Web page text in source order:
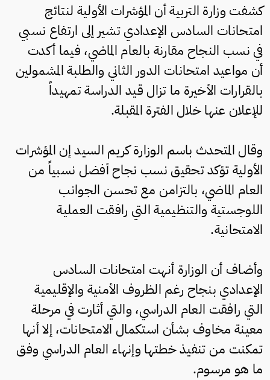
كشفت وزارة التربية أن المؤشرات الأولية لنتائج
امتحانات السادس الإعدادي تشير إلى ارتفاع نسبي
في نسب النجاح مقارنة بالعام الماضي، فيما أكدت
أن مواعيد امتحانات الدور الثاني والطلبة المشمولين
بالقرارات الأخيرة ما تزال قيد الدراسة تمهيداً
للإعلان عنها خلال الفترة المقبلة.
وقال المتحدث باسم الوزارة كريم السيد إن المؤشرات
الأولية تؤكد تحقيق نسب نجاح أفضل نسبياً من
العام الماضي، بالتزامن مع تحسن الجوانب
اللوجستية والتنظيمية التي رافقت العملية
الامتحانية.
وأضاف أن الوزارة أنهت امتحانات السادس
الإعدادي بنجاح رغم الظروف الأمنية والإقليمية
التي رافقت العام الدراسي، والتي أثارت في مرحلة
معينة مخاوف بشأن استكمال الامتحانات، إلا أنها
تمكنت من تنفيذ خطتها وإنهاء العام الدراسي وفق
ما هو مرسوم.